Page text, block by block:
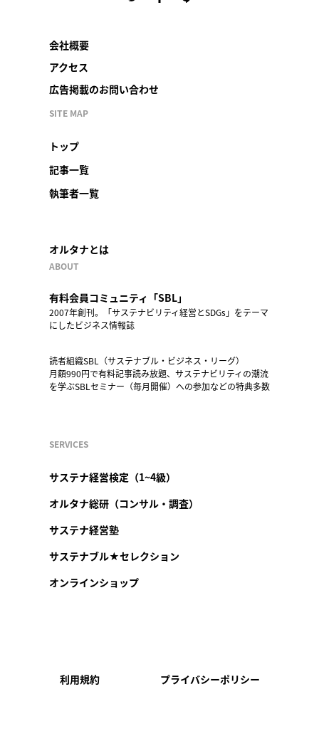
会社概要
アクセス
広告掲載のお問い合わせ
SITE MAP
トップ
記事一覧
執筆者一覧
オルタナとは
ABOUT
有料会員コミュニティ「SBL」
2007年創刊。「サステナビリティ経営とSDGs」をテーマ
にしたビジネス情報誌
読者組織SBL（サステナブル・ビジネス・リーグ）
月額990円で有料記事読み放題、サステナビリティの潮流
を学ぶSBLセミナー（毎月開催）への参加などの特典多数
SERVICES
サステナ経営検定（1~4級）
オルタナ総研（コンサル・調査）
サステナ経営塾
サステナブル★セレクション
オンラインショップ
利用規約 プライバシーポリシー